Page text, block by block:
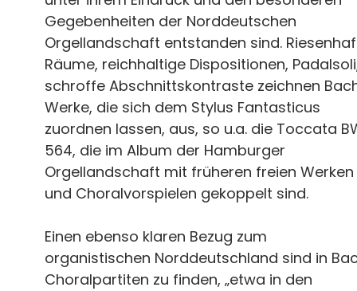
Gegebenheiten der Norddeutschen
Orgellandschaft entstanden sind.
Räume, reichhaltige Dispositionen,
schroffe Abschnittskontraste zeichnen
Werke, die sich dem Stylus Fantasticus
zuordnen lassen, aus, so u.a. die Toccata
564, die im Album der Hamburger
Orgellandschaft mit früheren freien Werken
und Choralvorspielen gekoppelt sind.
Einen ebenso klaren Bezug zum
organistischen Norddeutschland sind in
Choralpartiten zu finden, „etwa in den